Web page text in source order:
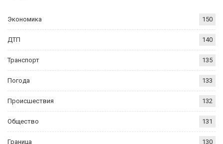
Экономика 150
ДТП 140
Транспорт 135
Погода 133
Происшествия 132
Общество 131
Граница 130